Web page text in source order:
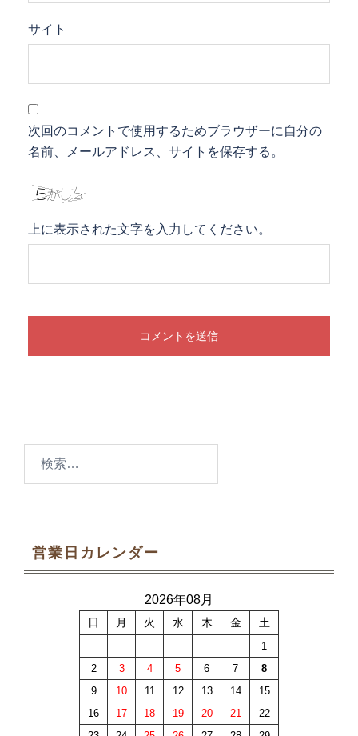
サイト
次回のコメントで使用するためブラウザーに自分の
名前、メールアドレス、サイトを保存する。
上に表示された文字を入力してください。
営業日カレンダー
2026年08月
日 月 火 水 木 金 土
1
2
3 4 5 6 7
8
9
10 11 12 13 14
15
16
17 18 19 20 21
22